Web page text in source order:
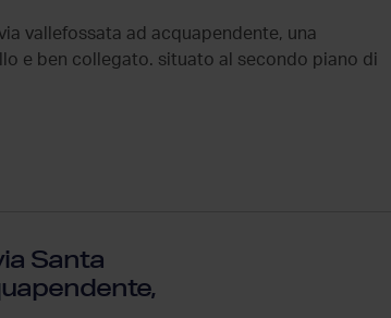
vallefossata ad acquapendente, una
e ben collegato. situato al secondo piano di
Santa